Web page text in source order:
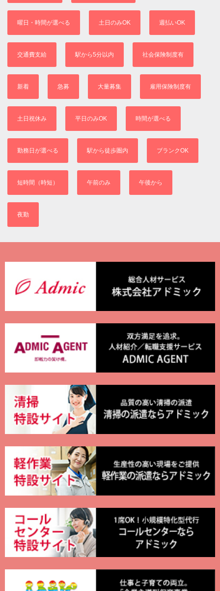
曜日・時間が選べる 土日のみOK 週払いOK
交通費支給 駅から5分以内 社会保険制度有
新着 急募 大量募集 雇用保険制度有
土日祝休み 平日のみOK 時間が選べる
勤務日が選べる 駅から徒歩圏内 ブランクOK
短時間（時短） 午前のみ 午後から
夜勤